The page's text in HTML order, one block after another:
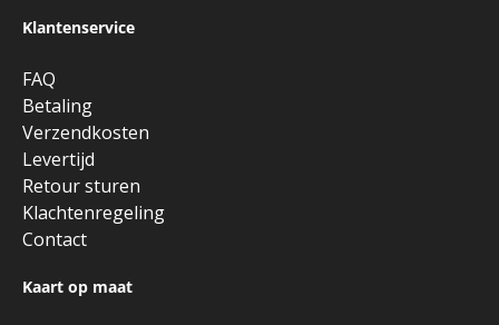
Klantenservice
FAQ
Betaling
Verzendkosten
Levertijd
Retour sturen
Klachtenregeling
Contact
Kaart op maat